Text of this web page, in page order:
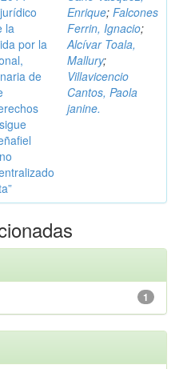
la
por la
de
Enrique; Falcones
Ferrin, Ignacio;
Alcívar Toala,
Mallury;
Villavicencio
Cantos, Paola
janine.
1